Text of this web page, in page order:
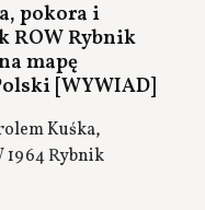
pokora i
ROW Rybnik
mapę
[WYWIAD]
Kuśka,
1964 Rybnik